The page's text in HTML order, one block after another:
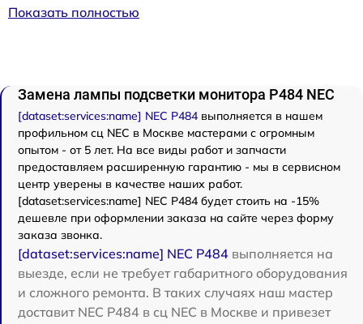
Показать полностью
Замена лампы подсветки монитора P484 NEC
[dataset:services:name] NEC P484 выполняется в нашем
профильном сц NEC в Москве мастерами с огромным
опытом - от 5 лет. На все виды работ и запчасти
предоставляем расширенную гарантию - мы в сервисном
центр уверены в качестве наших работ.
[dataset:services:name] NEC P484 будет стоить на -15%
дешевле при оформлении заказа на сайте через форму
заказа звонка.
[dataset:services:name] NEC P484 выполняется на
выезде, если не требует габаритного оборудования
и сложного ремонта. В таких случаях наш мастер
доставит NEC P484 в сц NEC в Москве и привезет